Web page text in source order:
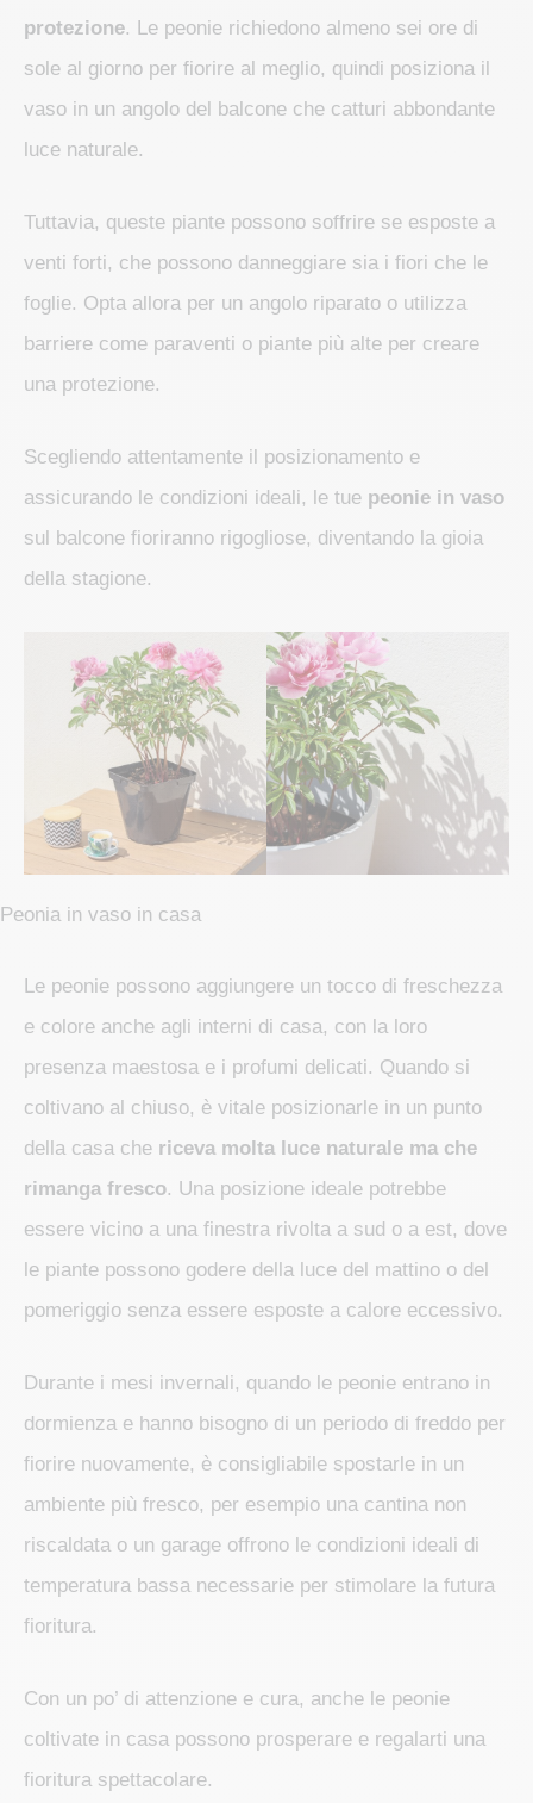
protezione. Le peonie richiedono almeno sei ore di
sole al giorno per fiorire al meglio, quindi posiziona il
vaso in un angolo del balcone che catturi abbondante
luce naturale.
Tuttavia, queste piante possono soffrire se esposte a
venti forti, che possono danneggiare sia i fiori che le
foglie. Opta allora per un angolo riparato o utilizza
barriere come paraventi o piante più alte per creare
una protezione.
Scegliendo attentamente il posizionamento e
assicurando le condizioni ideali, le tue peonie in vaso
sul balcone fioriranno rigogliose, diventando la gioia
della stagione.
Peonia in vaso in casa
Le peonie possono aggiungere un tocco di freschezza
e colore anche agli interni di casa, con la loro
presenza maestosa e i profumi delicati. Quando si
coltivano al chiuso, è vitale posizionarle in un punto
della casa che riceva molta luce naturale ma che
rimanga fresco. Una posizione ideale potrebbe
essere vicino a una finestra rivolta a sud o a est, dove
le piante possono godere della luce del mattino o del
pomeriggio senza essere esposte a calore eccessivo.
Durante i mesi invernali, quando le peonie entrano in
dormienza e hanno bisogno di un periodo di freddo per
fiorire nuovamente, è consigliabile spostarle in un
ambiente più fresco, per esempio una cantina non
riscaldata o un garage offrono le condizioni ideali di
temperatura bassa necessarie per stimolare la futura
fioritura.
Con un po’ di attenzione e cura, anche le peonie
coltivate in casa possono prosperare e regalarti una
fioritura spettacolare.